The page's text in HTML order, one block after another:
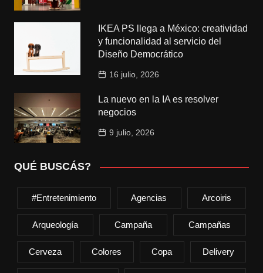
IKEA PS llega a México: creatividad
y funcionalidad al servicio del
Diseño Democrático
16 julio, 2026
La nuevo en la IA es resolver
negocios
9 julio, 2026
QUÉ BUSCÁS?
#entretenimiento Agencias Arcoiris
Arqueología Campaña Campañas
Cerveza Colores Copa Delivery